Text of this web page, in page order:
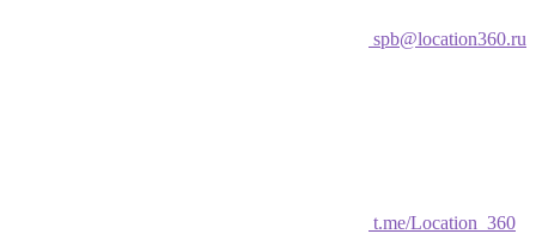
spb@location360.ru
t.me/Location_360